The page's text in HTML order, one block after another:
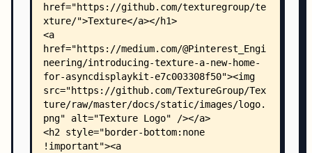
    │       ├── ASListKitTests.m
    │       ├── ASListTestCellNode.h
    │       ├── ASListTestCellNode.m
    │       ├── ASListTestObject.h
    │       ├── ASListTestObject.m
    │       ├── ASListTestSection.h
    │       ├── ASListTestSection.m
    │       ├── ASListTestSupplementaryNode.h
    │       ├── ASListTestSupplementaryNode.m
    │       ├── ASListTestSupplementarySource.h
    │       ├── ASListTestSupplementarySource.m